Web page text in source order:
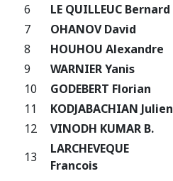
6
LE QUILLEUC Bernard
7
OHANOV David
8
HOUHOU Alexandre
9
WARNIER Yanis
10
GODEBERT Florian
11
KODJABACHIAN Julien
12
VINODH KUMAR B.
13
LARCHEVEQUE
Francois